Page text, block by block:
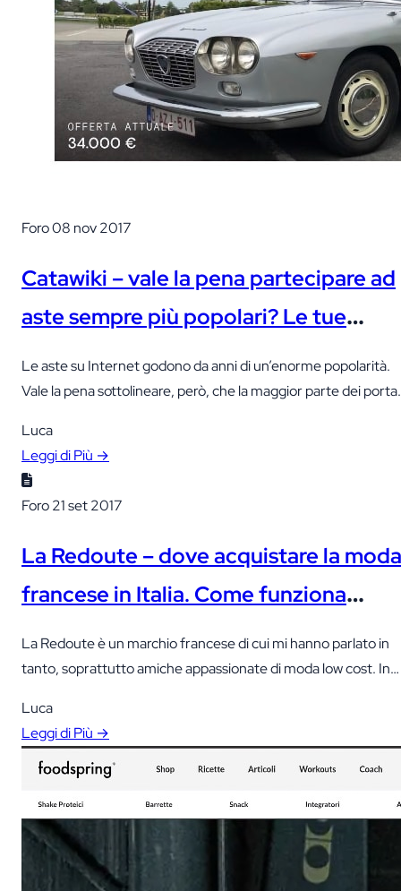
Foro08 nov 2017
Catawiki – vale la pena partecipare ad
aste sempre più popolari? Le tue
opinioni
Le aste su Internet godono da anni di un’enorme popolarità.
Vale la pena sottolineare, però, che la maggior parte dei
offrire qualcosa. Per questo motivo, i portali d’aste online sono
solitamente diventati una specie di piattaforma commerciale
in cui i venditori non hanno bisogno…
Luca
Leggi di Più →
Foro21 set 2017
La Redoute – dove acquistare la moda
francese in Italia. Come funziona
questo web store. Una rapida guida e
la mia esperienza
La Redoute è un marchio francese di cui mi hanno parlato in
tanto, soprattutto amiche appassionate di moda low cost. In
Oltre tutto, ho dato una rapida occhiata all’assortimento
del web store La Redoute, ed ho avuto davvero un’ottima
impressione.
Luca
Leggi di Più →